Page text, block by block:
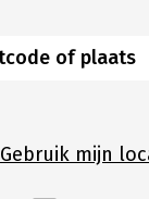
Gebruik mijn